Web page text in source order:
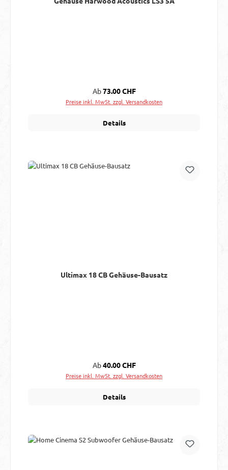
Regulärer Preis:
Ab73.00 CHF
Preise inkl. MwSt. zzgl. Versandkosten
Details
Ultimax 18 CB Gehäuse-Bausatz
Regulärer Preis:
Ab40.00 CHF
Preise inkl. MwSt. zzgl. Versandkosten
Details